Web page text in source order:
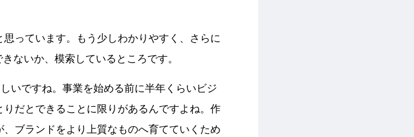
っています。もう少しわかりやすく、さらに
ないか、模索しているところです。
いですね。事業を始める前に半年くらいビジ
だとできることに限りがあるんですよね。作
ブランドをより上質なものへ育てていくため